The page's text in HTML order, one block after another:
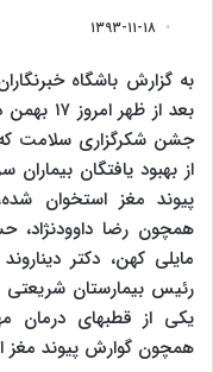
۱۳۹۳-۱۱-۱۸
به گزارش باشگاه
بعد از
جشن شکرگزاری سلامت
از بهبود یافتگان
پیوند مغز استخوان
همچون رضا
مایلی کهن، دکتر
رئیس بیمارستان شریعتی
یکی از قطبهای درمان
همچون گوارش پیوند مغز